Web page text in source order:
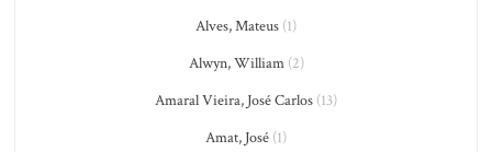
Alves, Mateus (1)
Alwyn, William(2)
Amaral Vieira, José Carlos (13)
Amat, José (1)